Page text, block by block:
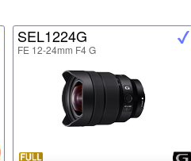
SEL1224G
FE 12-24mm F4 G